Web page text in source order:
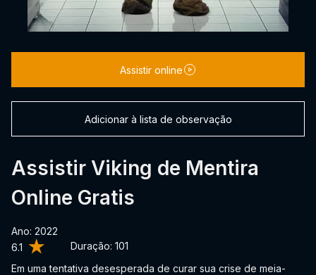
6.1 Duração: 101
Assistir Viking de Mentira
Online Gratis
Ano: 2022
Em uma tentativa desesperada de curar sua crise de meia-
Assistir online
Adicionar à lista de observação